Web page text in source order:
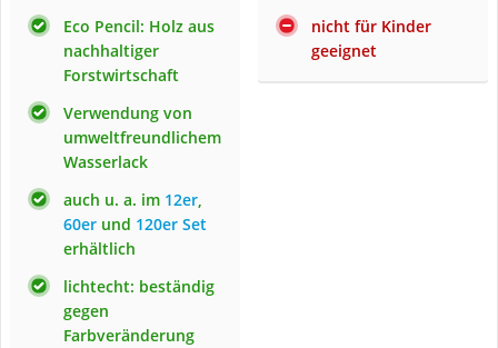
Eco Pencil: Holz aus
nachhaltiger
Forstwirtschaft
Verwendung von
umweltfreundlichem
Wasserlack
auch u. a. im 12er,
60er und 120er Set
erhältlich
lichtecht: beständig
gegen
Farbveränderung
nicht für Kinder
geeignet